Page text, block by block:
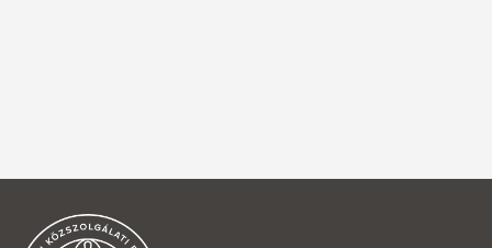
közösség,mesterséges intelligencia
technológiák között